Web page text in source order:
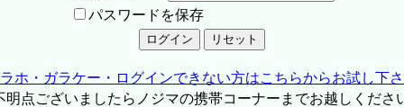
パスワードを保存
ホ・ガラケー・ログインできない方はこちらからお試し下
点ございましたらノジマの携帯コーナーまでお越しくださ